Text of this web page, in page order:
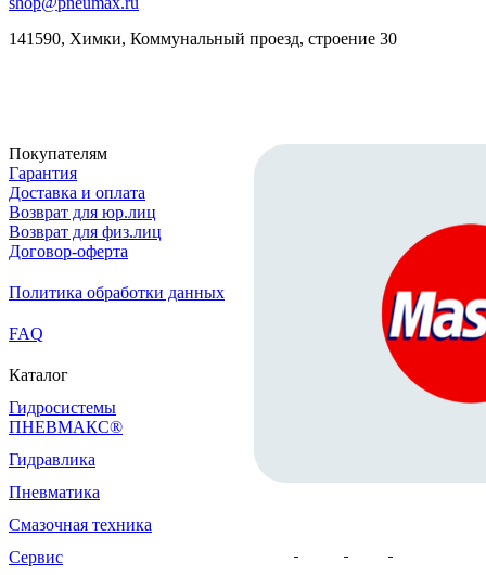
141590, Химки, Коммунальный проезд, строение 30
Покупателям
Гарантия
Доставка и оплата
Возврат для юр.лиц
Возврат для физ.лиц
Договор-оферта
Политика обработки данных
FAQ
Каталог
Гидросистемы
ПНЕВМАКС®
Гидравлика
Пневматика
Смазочная техника
Сервис